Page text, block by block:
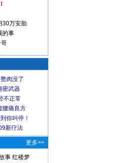
30万安胎
的事
肉没了
密武器
不正常
腰痛良方
你叫停！
新疗法
更多>>
事 红楼梦